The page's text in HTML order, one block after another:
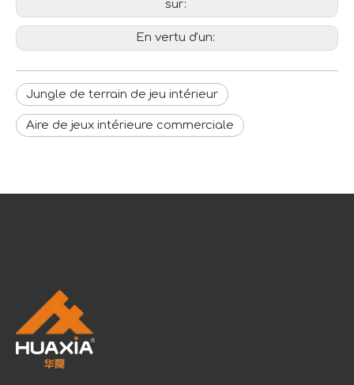
sur:
En vertu d'un:
Jungle de terrain de jeu intérieur
Aire de jeux intérieure commerciale